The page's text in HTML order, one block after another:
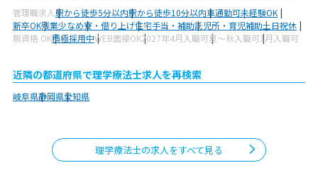
管理職求人駅から徒歩5分以内駅から徒歩10分以内車通勤可未経験OK
新卒OK残業少なめ寮・借り上げ住宅手当・補助託児所・育児補助土日祝休
無資格 OK積極採用中WEB面接OK2027年4月入職可夏～秋入職可1月入職可
近隣の都道府県で理学療法士求人を再検索
岐阜県静岡県愛知県
理学療法士の求人をすべて見る